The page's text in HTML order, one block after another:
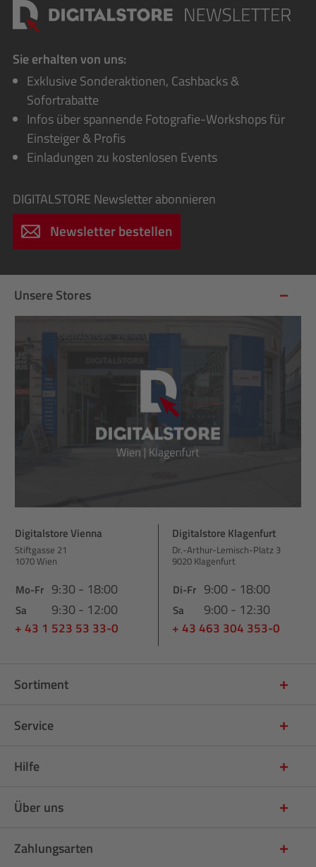
Sie erhalten von uns:
Exklusive Sonderaktionen, Cashbacks &
Sofortrabatte
Infos über spannende Fotografie-Workshops für
Einsteiger & Profis
Einladungen zu kostenlosen Events
DIGITALSTORE Newsletter abonnieren
Newsletter bestellen
Unsere Stores
Digitalstore Vienna
Stiftgasse 21
1070 Wien
Mo-Fr 9:30 - 18:00
Sa 9:30 - 12:00
+ 43 1 523 53 33-0
Digitalstore Klagenfurt
Dr.-Arthur-Lemisch-Platz 3
9020 Klagenfurt
Di-Fr 9:00 - 18:00
Sa 9:00 - 12:30
+ 43 463 304 353-0
Sortiment
Service
Hilfe
Über uns
Zahlungsarten